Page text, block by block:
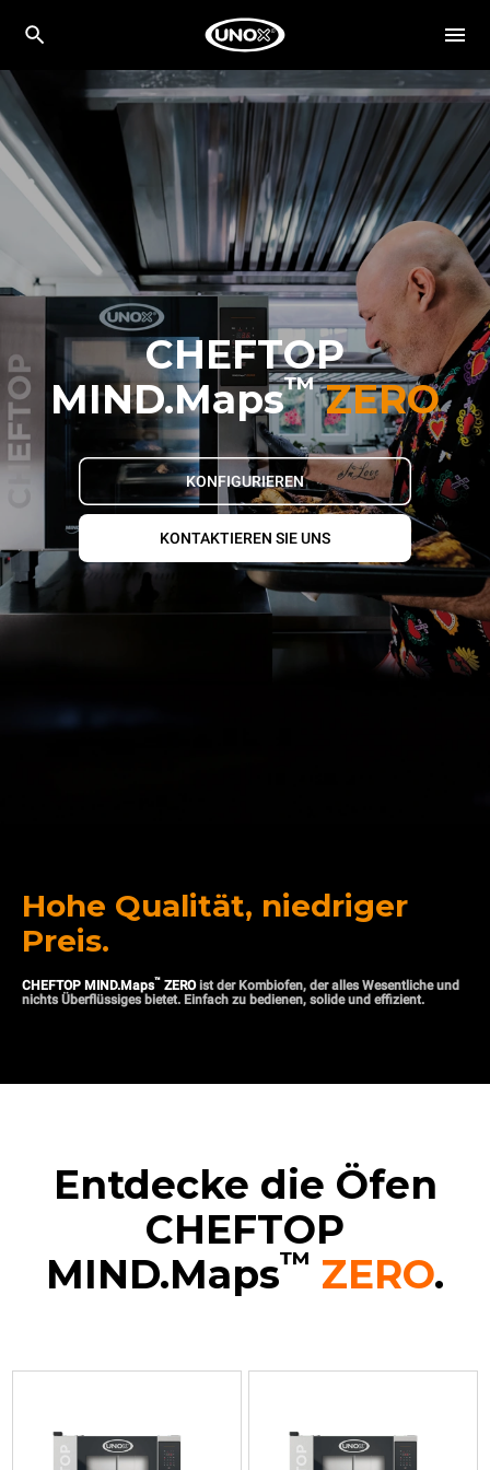
CHEFTOP
MIND.Maps™ ZERO
KONFIGURIEREN
KONTAKTIEREN SIE UNS
Hohe Qualität, niedriger
Preis.
CHEFTOP MIND.Maps™ ZEROist der Kombiofen, der alles Wesentliche und
nichts Überflüssiges bietet. Einfach zu bedienen, solide und effizient.
Entdecke die Öfen
CHEFTOP
MIND.Maps™ ZERO.
EZRM
Konvektomat
EZRM-
EZRM
Konvektomat
EZRM
Konvektomat